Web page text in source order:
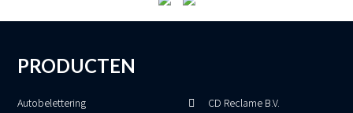
PRODUCTEN
Autobelettering
CD Reclame B.V.